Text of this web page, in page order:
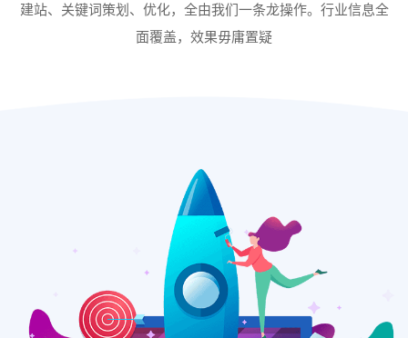
建站、关键词策划、优化，全由我们一条龙操作。行业信息全
面覆盖，效果毋庸置疑